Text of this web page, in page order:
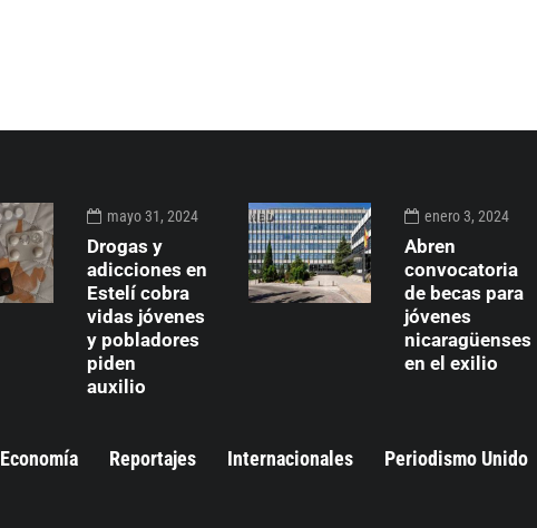
mayo 31, 2024
Drogas y
adicciones en
Estelí cobra
vidas jóvenes
y pobladores
piden
auxilio
enero 3, 2024
Abren
convocatoria
de becas para
jóvenes
nicaragüenses
en el exilio
Economía Reportajes Internacionales Periodismo Unido